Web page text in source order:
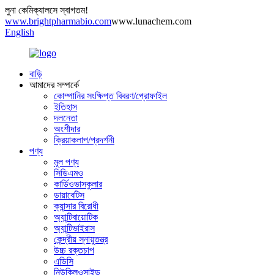
লুনা কেমিক্যালসে স্বাগতম!
www.brightpharmabio.comwww.lunachem.com
English
বাড়ি
আমাদের সম্পর্কে
কোম্পানির সংক্ষিপ্ত বিবরণ/প্রোফাইল
ইতিহাস
দলনেতা
অংশীদার
ক্রিয়াকলাপ/প্রদর্শনী
পণ্য
মূল পণ্য
সিডিএমও
কার্ডিওভাসকুলার
ডায়াবেটিস
ক্যান্সার বিরোধী
অ্যান্টিবায়োটিক
অ্যান্টিভাইরাস
কেন্দ্রীয় স্নায়ুতন্ত্র
উচ্চ রক্তচাপ
এডিসি
নিউক্লিওসাইড